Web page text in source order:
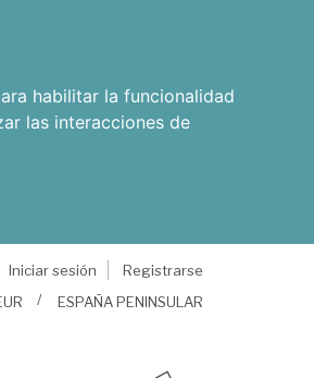
habilitar la funcionalidad
las interacciones de
Iniciar sesión
Registrarse
ESPAÑA PENINSULAR